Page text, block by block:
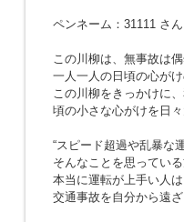
ペンネーム：31111
この川柳は、無事故は
一人一人の日頃の心が
この川柳をきっかけに
頃の小さな心がけを日
“スピード超過や乱暴な
そんなことを思ってい
本当に運転が上手い人
交通事故を自分から遠ざ